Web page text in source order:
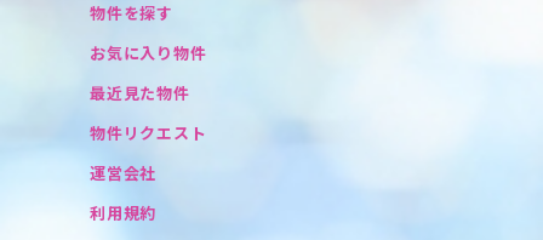
物件を探す
お気に入り物件
最近見た物件
物件リクエスト
運営会社
利用規約